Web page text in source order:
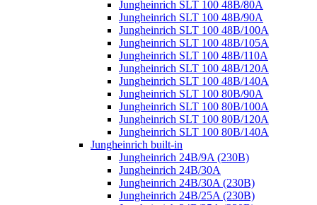
Jungheinrich SLT 100 48B/80A
Jungheinrich SLT 100 48B/90A
Jungheinrich SLT 100 48B/100A
Jungheinrich SLT 100 48B/105A
Jungheinrich SLT 100 48B/110A
Jungheinrich SLT 100 48B/120A
Jungheinrich SLT 100 48B/140A
Jungheinrich SLT 100 80B/90A
Jungheinrich SLT 100 80B/100A
Jungheinrich SLT 100 80B/120A
Jungheinrich SLT 100 80B/140A
Jungheinrich built-in
Jungheinrich 24B/9A (230B)
Jungheinrich 24B/30A
Jungheinrich 24B/30A (230B)
Jungheinrich 24B/25A (230B)